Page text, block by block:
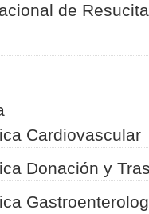
de
Cardiovascular
Donación y